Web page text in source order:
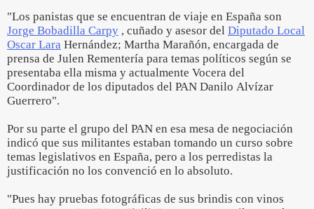
"Los panistas que se encuentran de viaje en España son
Jorge Bobadilla Carpy , cuñado y asesor del Diputado Local
Oscar Lara Hernández; Martha Marañón, encargada de
prensa de Julen Rementería para temas políticos según se
presentaba ella misma y actualmente Vocera del
Coordinador de los diputados del PAN Danilo Alvízar
Guerrero".
Por su parte el grupo del PAN en esa mesa de negociación
indicó que sus militantes estaban tomando un curso sobre
temas legislativos en España, pero a los perredistas la
justificación no los convenció en lo absoluto.
"Pues hay pruebas fotográficas de sus brindis con vinos